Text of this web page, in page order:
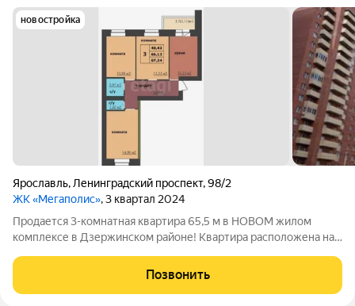
новостройка
Ярославль, Ленинградский проспект,98/2
ЖК «Мегаполис», 3 квартал 2024
Продается 3-комнатная квартира 65,5 м в НОВОМ жилом
комплексе в Дзержинском районе! Квартира расположена на
отоплением (наличие крышной газовой котельной), что
позволяет экономить на коммунальных
Позвонить